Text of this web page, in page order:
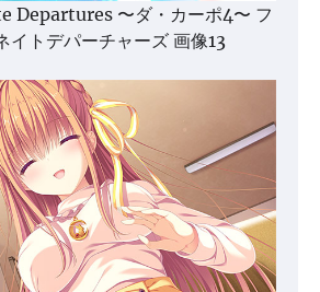
Departures 〜ダ・カーポ4〜 フ
イトデパーチャーズ 画像13